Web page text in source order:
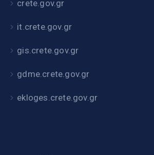
crete.gov.gr
it.crete.gov.gr
gis.crete.gov.gr
gdme.crete.gov.gr
ekloges.crete.gov.gr